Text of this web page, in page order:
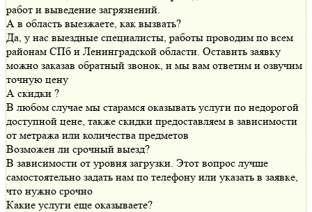
работ и выведение загрязнений.
А в область выезжаете, как вызвать?
Да, у нас выездные специалисты, работы проводим по всем
районам СПб и Ленинградской области. Оставить заявку
можно заказав обратный звонок, и мы вам ответим и озвучим
точную цену
А скидки ?
В любом случае мы старамся оказывать услуги по недорогой
доступной цене, также скидки предоставляем в зависимости
от метража или количества предметов
Возможен ли срочный выезд?
В зависимости от уровня загрузки. Этот вопрос лучше
самостоятельно задать нам по телефону или указать в заявке,
что нужно срочно
Какие услуги еще оказываете?